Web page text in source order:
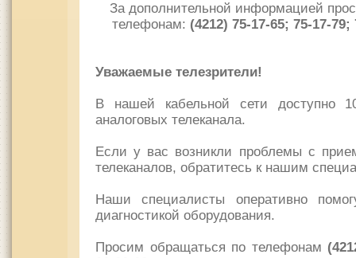
За дополнительной информацией
телефонам: (4212) 75-17-65; 75-17-79;
Уважаемые телезрители!
В нашей кабельной сети доступно
аналоговых телеканала.
Если у вас возникли проблемы с
телеканалов, обратитесь к нашим
Наши специалисты оперативно
диагностикой оборудования.
Просим обращаться по телефонам